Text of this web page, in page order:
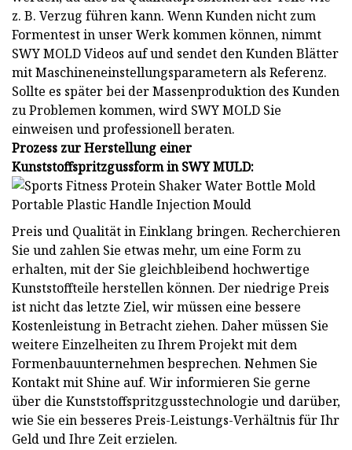
z. B. Verzug führen kann. Wenn Kunden nicht zum
Formentest in unser Werk kommen können, nimmt
SWY MOLD Videos auf und sendet den Kunden Blätter
mit Maschineneinstellungsparametern als Referenz.
Sollte es später bei der Massenproduktion des Kunden
zu Problemen kommen, wird SWY MOLD Sie
einweisen und professionell beraten.
Prozess zur Herstellung einer
Kunststoffspritzgussform in SWY MULD:
Preis und Qualität in Einklang bringen. Recherchieren
Sie und zahlen Sie etwas mehr, um eine Form zu
erhalten, mit der Sie gleichbleibend hochwertige
Kunststoffteile herstellen können. Der niedrige Preis
ist nicht das letzte Ziel, wir müssen eine bessere
Kostenleistung in Betracht ziehen. Daher müssen Sie
weitere Einzelheiten zu Ihrem Projekt mit dem
Formenbauunternehmen besprechen. Nehmen Sie
Kontakt mit Shine auf. Wir informieren Sie gerne
über die Kunststoffspritzgusstechnologie und darüber,
wie Sie ein besseres Preis-Leistungs-Verhältnis für Ihr
Geld und Ihre Zeit erzielen.